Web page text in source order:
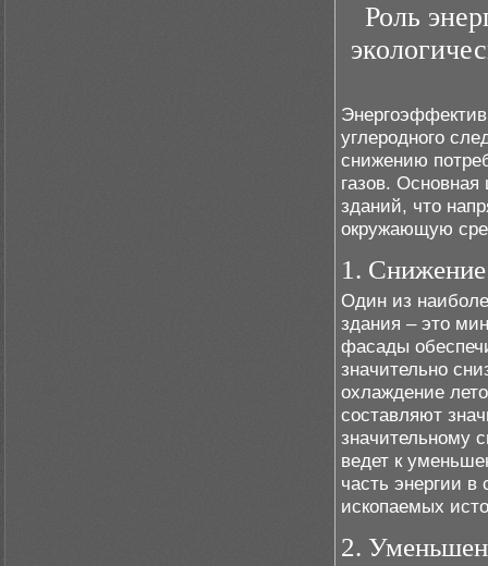
Роль
углеродного
снижению
газов.
зданий, что
окружающую
1. Снижение
Один из
здания – это
фасады
значительно
охлаждение
составляют
значительному
ведет к
часть энергии
ископаемых
2.